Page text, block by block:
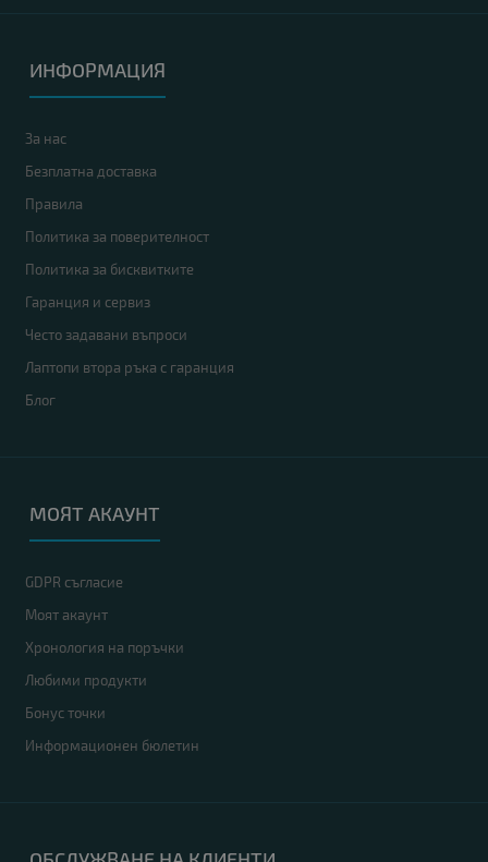
ИНФОРМАЦИЯ
За нас
Безплатна доставка
Правила
Политика за поверителност
Политика за бисквитките
Гаранция и сервиз
Често задавани въпроси
Лаптопи втора ръка с гаранция
Блог
МОЯТ АКАУНТ
GDPR съгласие
Моят акаунт
Хронология на поръчки
Любими продукти
Бонус точки
Информационен бюлетин